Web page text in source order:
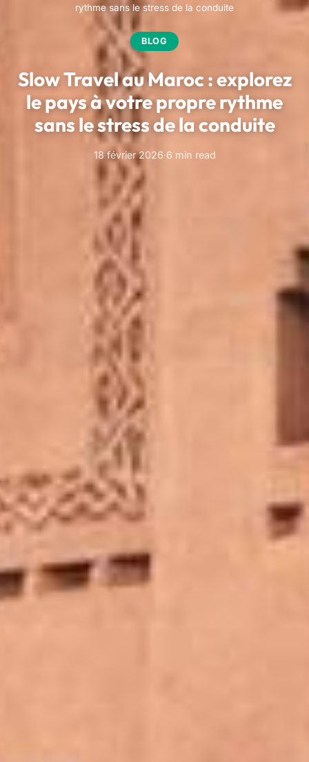
rythme sans le stress de la conduite
BLOG
Slow Travel au Maroc : explorez
le pays à votre propre rythme
sans le stress de la conduite
18 février 2026·6 min read